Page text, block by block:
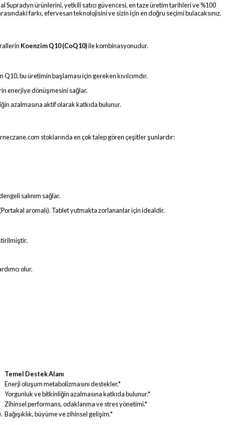
ürünlerini, yetkili satıcı güvencesi, en taze üretim tarihleri ve %100
farkı, efervesan teknolojisini ve sizin için en doğru seçimi bulacaksınız.
Koenzim Q10 (CoQ10)ile kombinasyonudur.
bu üretimin başlaması için gereken kıvılcımdır.
enerjiye dönüşmesini sağlar.
azalmasına aktif olarak katkıda bulunur.
stoklarında en çok talep gören çeşitler şunlardır:
salınım sağlar.
aromalı). Tablet yutmakta zorlananlar için idealdir.
olur.
Temel Destek Alanı
Enerji oluşum metabolizmasını destekler.*
Yorgunluk ve bitkinliğin azalmasına katkıda bulunur.*
Zihinsel performans, odaklanma ve stres yönetimi.*
Bağışıklık, büyüme ve zihinsel gelişim.*